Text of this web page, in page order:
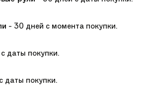
- 30 дней с момента покупки.
даты покупки.
даты покупки.